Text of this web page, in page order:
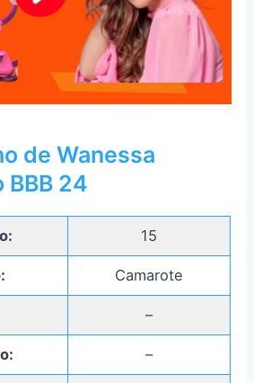
de Wanessa
BBB 24
15
Camarote
–
–